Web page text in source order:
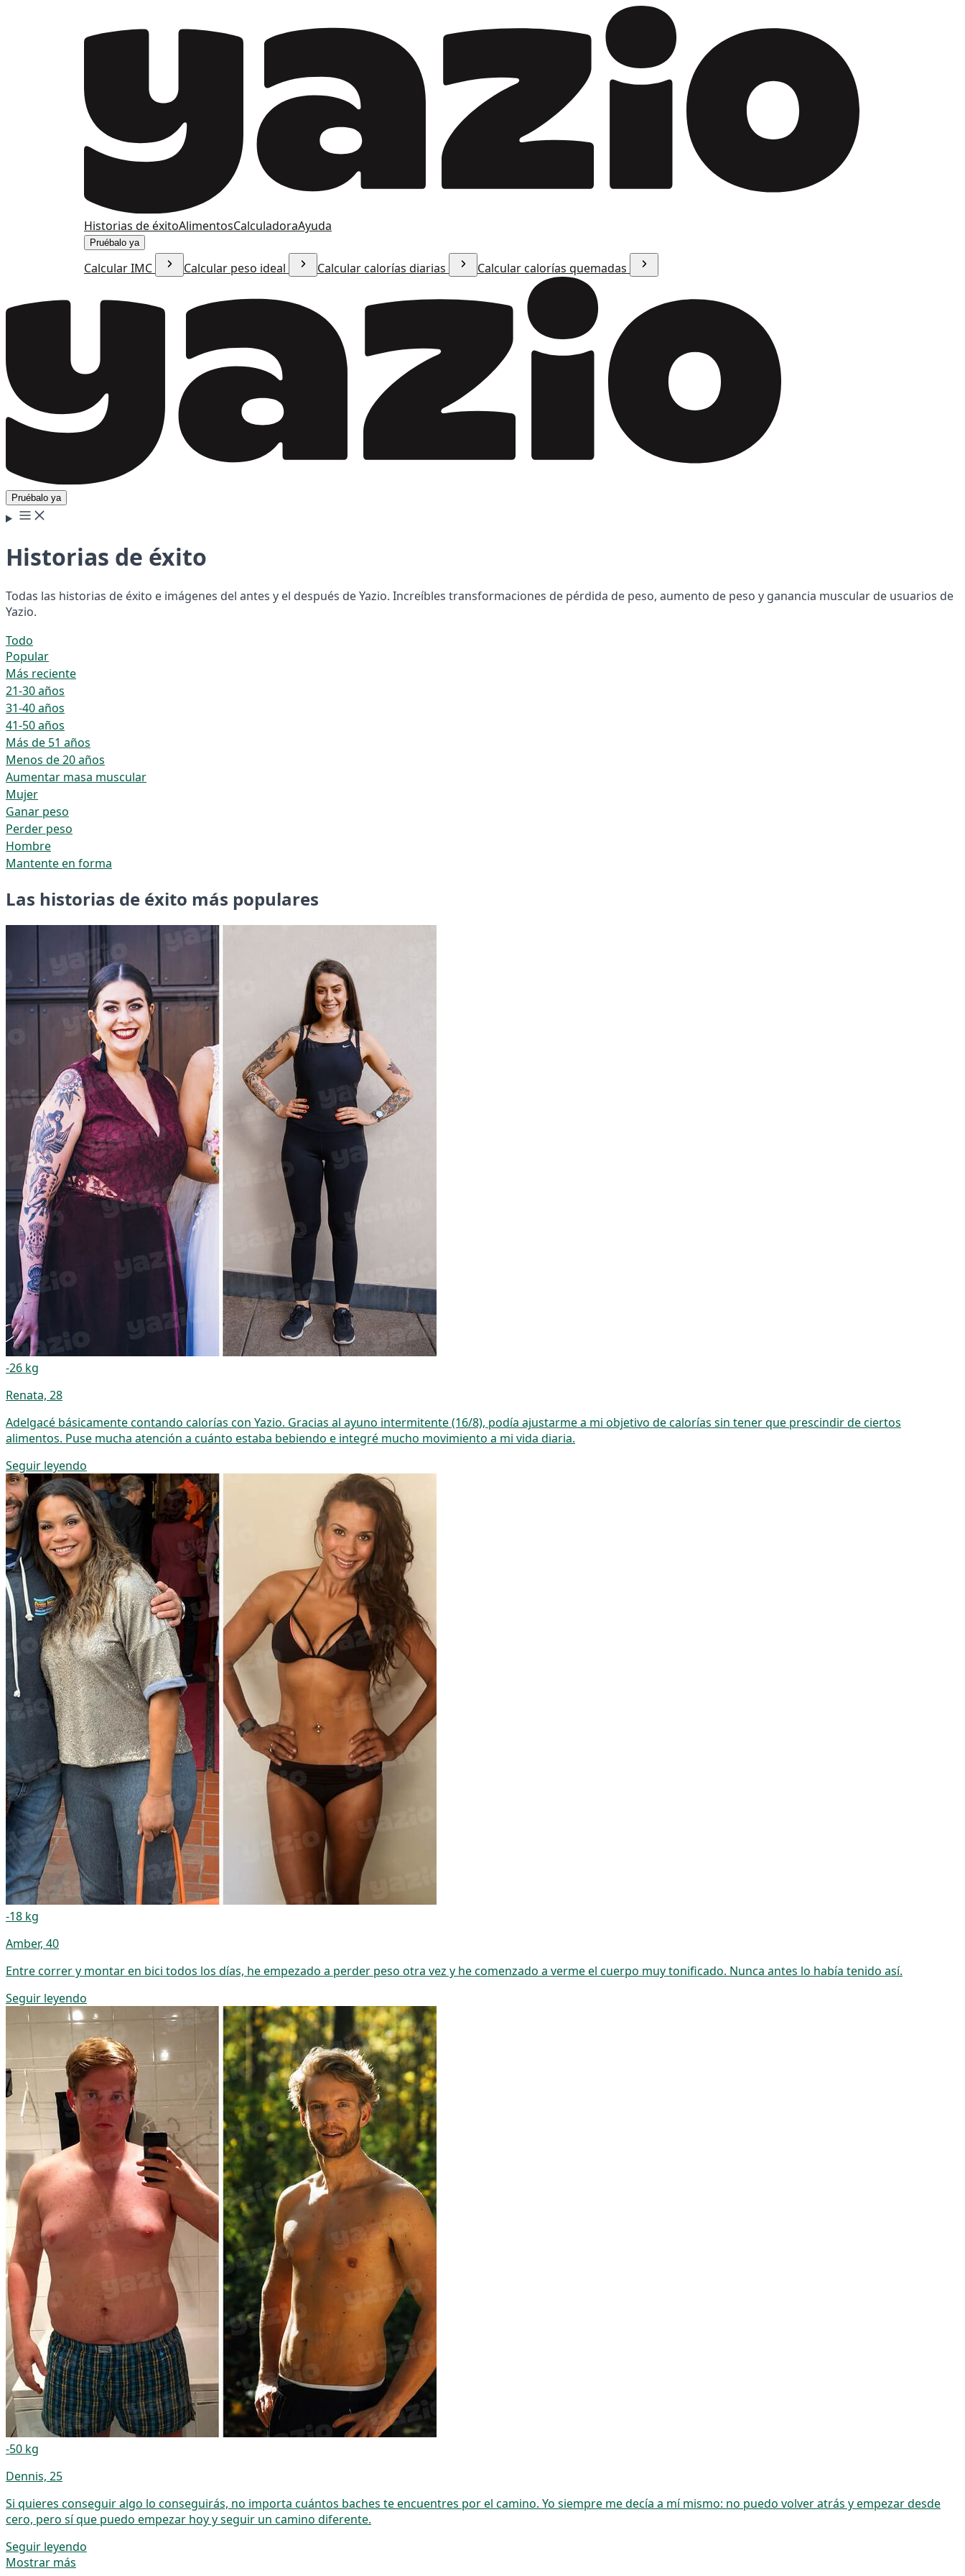
Historias de éxitoAlimentosCalculadoraAyuda
Pruébalo ya
Calcular IMC Calcular peso ideal Calcular calorías diarias Calcular calorías quemadas
Pruébalo ya
Historias de éxito
Todas las historias de éxito e imágenes del antes y el después de Yazio. Increíbles transformaciones de pérdida de peso, aumento de peso y ganancia muscular de usuarios de
Yazio.
Todo
Popular
Más reciente
21-30 años
31-40 años
41-50 años
Más de 51 años
Menos de 20 años
Aumentar masa muscular
Mujer
Ganar peso
Perder peso
Hombre
Mantente en forma
Las historias de éxito más populares
-26 kg
Renata, 28
Adelgacé básicamente contando calorías con Yazio. Gracias al ayuno intermitente (16/8), podía ajustarme a mi objetivo de calorías sin tener que prescindir de ciertos
alimentos. Puse mucha atención a cuánto estaba bebiendo e integré mucho movimiento a mi vida diaria.
Seguir leyendo
-18 kg
Amber, 40
Entre correr y montar en bici todos los días, he empezado a perder peso otra vez y he comenzado a verme el cuerpo muy tonificado. Nunca antes lo había tenido así.
Seguir leyendo
-50 kg
Dennis, 25
Si quieres conseguir algo lo conseguirás, no importa cuántos baches te encuentres por el camino. Yo siempre me decía a mí mismo: no puedo volver atrás y empezar desde
cero, pero sí que puedo empezar hoy y seguir un camino diferente.
Seguir leyendo
Mostrar más